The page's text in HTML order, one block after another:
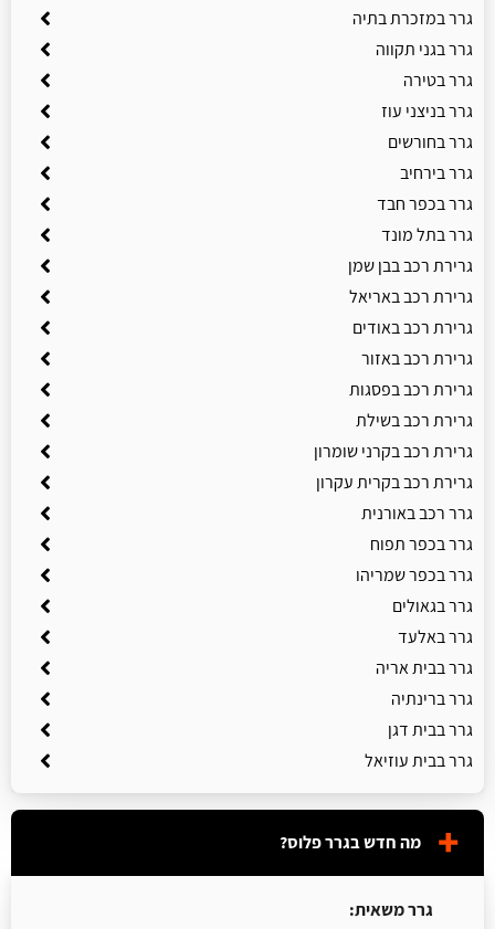
גרר במזכרת בתיה
גרר בגני תקווה
גרר בטירה
גרר בניצני עוז
גרר בחורשים
גרר בירחיב
גרר בכפר חבד
גרר בתל מונד
גרירת רכב בבן שמן
גרירת רכב באריאל
גרירת רכב באודים
גרירת רכב באזור
גרירת רכב בפסגות
גרירת רכב בשילת
גרירת רכב בקרני שומרון
גרירת רכב בקרית עקרון
גרר רכב באורנית
גרר בכפר תפוח
גרר בכפר שמריהו
גרר בגאולים
גרר באלעד
גרר בבית אריה
גרר ברינתיה
גרר בבית דגן
גרר בבית עוזיאל
מה חדש בגרר פלוס?
גרר משאית: